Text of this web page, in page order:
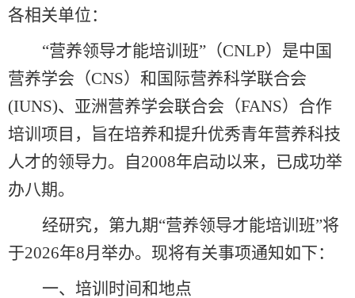
各相关单位：
“营养领导才能培训班”（CNLP）是中国
营养学会（CNS）和国际营养科学联合会
(IUNS)、亚洲营养学会联合会（FANS） 合作
培训项目， 旨在培养和提升优秀青年营养科技
人才的领导力。自2008年启动以来，已成功举
办八期。
经研究， 第九期“营养领导才能培训班”将
于2026年8月举办。 现将有关事项通知如下：
一、培训时间和地点